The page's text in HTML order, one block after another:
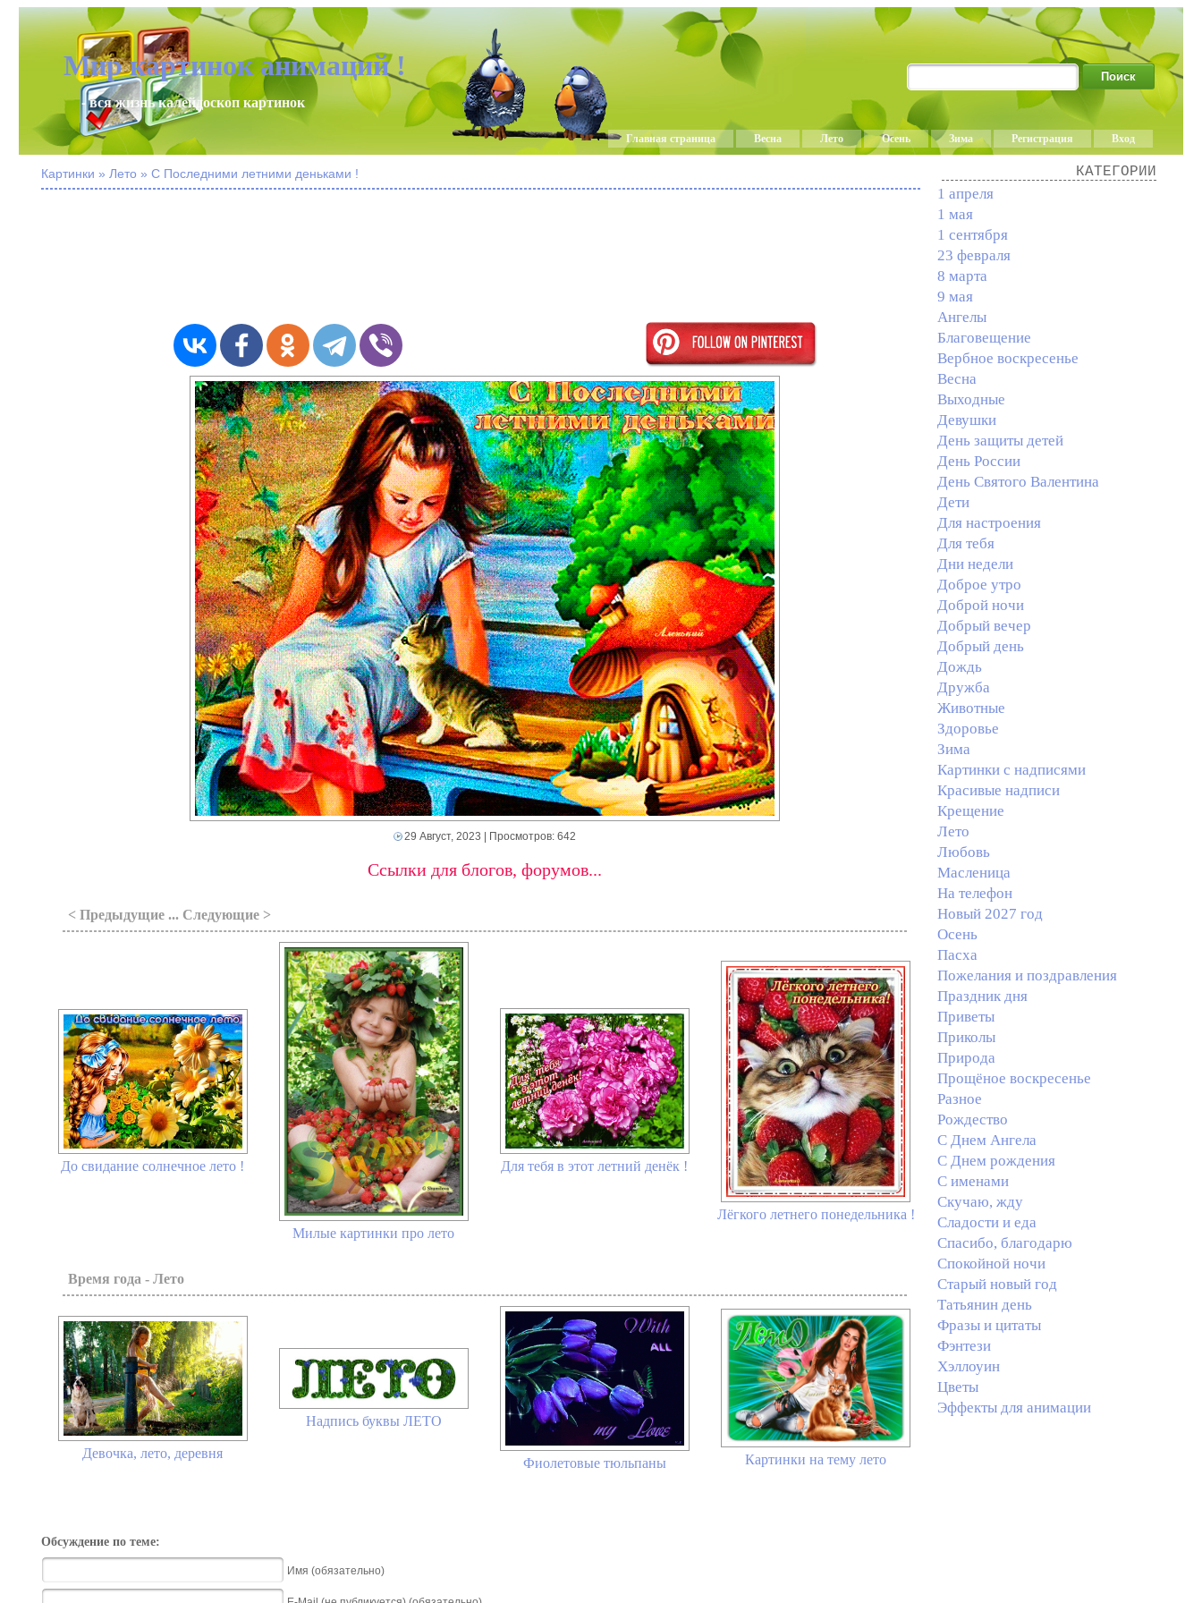
Мир картинок анимаций !
- вся жизнь калейдоскоп картинок
Главная страница Весна Лето Осень Зима Регистрация Вход
Картинки » Лето » С Последними летними деньками !
29 Август, 2023 | Просмотров: 642
Ссылки для блогов, форумов...
< Предыдущие ... Следующие >
До свидание солнечное лето !
Милые картинки про лето
Для тебя в этот летний денёк !
Лёгкого летнего понедельника !
Время года - Лето
Девочка, лето, деревня
Надпись буквы ЛЕТО
Фиолетовые тюльпаны Картинки на тему лето
Обсуждение по теме:
Имя (обязательно)
КАТЕГОРИИ
1 апреля
1 мая
1 сентября
23 февраля
8 марта
9 мая
Ангелы
Благовещение
Вербное воскресенье
Весна
Выходные
Девушки
День защиты детей
День России
День Святого Валентина
Дети
Для настроения
Для тебя
Дни недели
Доброе утро
Доброй ночи
Добрый вечер
Добрый день
Дождь
Дружба
Животные
Здоровье
Зима
Картинки с надписями
Красивые надписи
Крещение
Лето
Любовь
Масленица
На телефон
Новый 2027 год
Осень
Пасха
Пожелания и поздравления
Праздник дня
Приветы
Приколы
Природа
Прощёное воскресенье
Разное
Рождество
С Днем Ангела
С Днем рождения
С именами
Скучаю, жду
Сладости и еда
Спасибо, благодарю
Спокойной ночи
Старый новый год
Татьянин день
Фразы и цитаты
Фэнтези
Хэллоуин
Цветы
Эффекты для анимации